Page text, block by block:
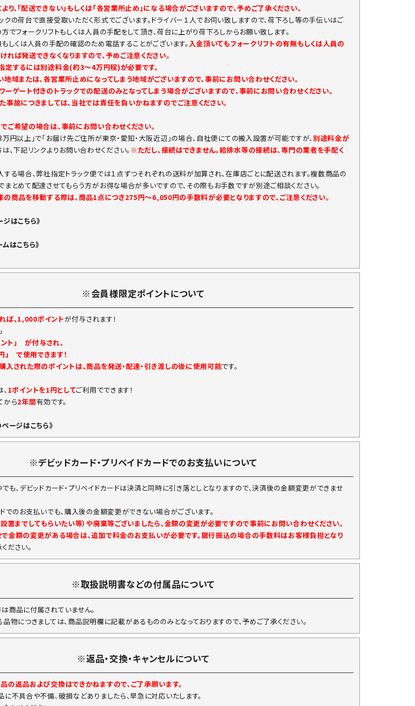
、「配送できない」もしくは「各営業所止め」になる場合がございますので、予めご了承ください。
クの荷台で直接受取いただく形式でございます。ドライバー１人でお伺い致しますので、荷下ろし等の手伝いはご
でフォークリフトもしくは人員の手配をして頂き、荷台に上がり荷下ろしからお願い致します。
もしくは人員の手配の確認のため電話することがございます。入金頂いてもフォークリフトの有無もしくは人員の
れば発送できなくなりますので、予めご注意ください。
定するには別途料金(約3～4万円程)が必要です。
域または、各営業所止めになってしまう地域がございますので、事前にお問い合わせください。
ゲート付きのトラックでの配送のみとなってしまう場合がございますので、事前にお問い合わせください。
故につきましては、当社では責任を負いかねますのでご注意ください。
ご希望の場合は、事前にお問い合わせください。
円以上」で「お届け先ご住所が東京・愛知・大阪近辺」の場合、自社便にての搬入設置が可能ですが、別途料金が
、下記リンクよりお問い合わせください。 ※ただし、接続はできません。給排水等の接続は、専門の業者を手配く
する場合、弊社指定トラック便では１点ずつそれぞれの送料が加算され、在庫店ごとに配送されます。複数商品の
まとめて配達させてもらう方がお得な場合が多いですので、その際もお手数ですが別途ご相談ください。
商品を移動する際は、商品1点につき275円～6,050円の手数料が必要となりますので、ご注意ください。
はこちら》
はこちら》
※会員様限定ポイントについて
ば、1,000ポイントが付与されます！
」 が付与され、
で使用できます！
入された際のポイントは、商品を発送・配達・引き渡しの後に使用可能です。
1ポイントを1円としてご利用でできます！
から2年間有効です。
ージはこちら》
※デビッドカード・プリベイドカードでのお支払いについて
も、デビッドカード・プリベイドカードは決済と同時に引き落としとなりますので、決済後の金額変更ができませ
ドでのお支払いでも、購入後の金額変更ができない場合がございます。
設置までしてもらいたい等）や廃棄等ございましたら、金額の変更が必要ですので事前にお問い合わせください。
金額の変更がある場合は、追加で料金のお支払いが必要です。銀行振込の場合の手数料はお客様負担となり
ださい。
※取扱説明書などの付属品について
商品に付属されていません。
品物につきましては、商品説明欄に記載があるもののみとなっておりますので、予めご了承ください。
※返品・交換・キャンセルについて
の返品および交換はできかねますので、ご了承願います。
に不具合や不備、破損などありましたら、早急に対応いたします。